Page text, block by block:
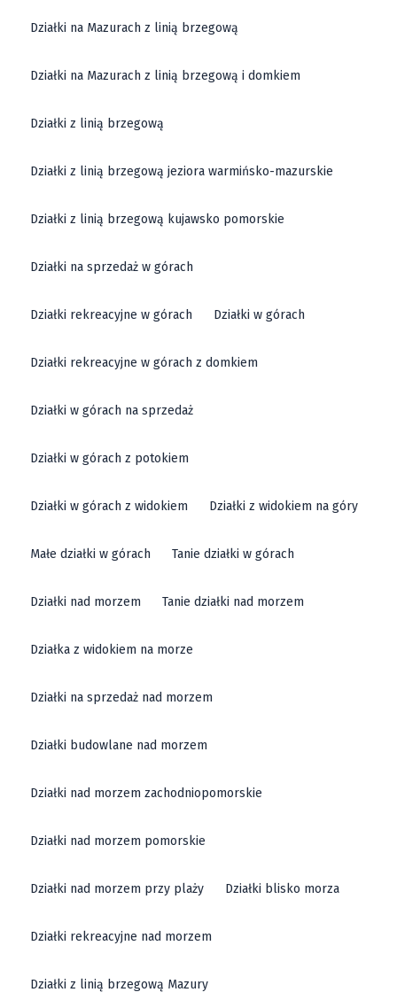
Działki na Mazurach z linią brzegową
Działki na Mazurach z linią brzegową i domkiem
Działki z linią brzegową
Działki z linią brzegową jeziora warmińsko-mazurskie
Działki z linią brzegową kujawsko pomorskie
Działki na sprzedaż w górach
Działki rekreacyjne w górach Działki w górach
Działki rekreacyjne w górach z domkiem
Działki w górach na sprzedaż
Działki w górach z potokiem
Działki w górach z widokiem Działki z widokiem na góry
Małe działki w górach Tanie działki w górach
Działki nad morzem Tanie działki nad morzem
Działka z widokiem na morze
Działki na sprzedaż nad morzem
Działki budowlane nad morzem
Działki nad morzem zachodniopomorskie
Działki nad morzem pomorskie
Działki nad morzem przy plaży Działki blisko morza
Działki rekreacyjne nad morzem
Działki z linią brzegową Mazury